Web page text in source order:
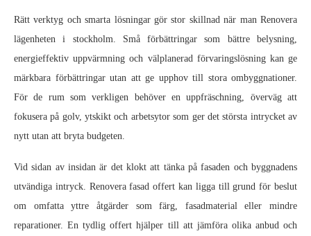
Rätt verktyg och smarta lösningar gör stor skillnad när man Renovera
lägenheten i stockholm. Små förbättringar som bättre belysning,
energieffektiv uppvärmning och välplanerad förvaringslösning kan ge
märkbara förbättringar utan att ge upphov till stora ombyggnationer.
För de rum som verkligen behöver en uppfräschning, överväg att
fokusera på golv, ytskikt och arbetsytor som ger det största intrycket av
nytt utan att bryta budgeten.
Vid sidan av insidan är det klokt att tänka på fasaden och byggnadens
utvändiga intryck. Renovera fasad offert kan ligga till grund för beslut
om omfatta yttre åtgärder som färg, fasadmaterial eller mindre
reparationer. En tydlig offert hjälper till att jämföra olika anbud och